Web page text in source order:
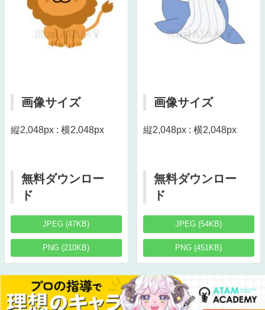
画像サイズ
縦2,048px : 横2,048px
無料ダウンロー
ド
JPEG (47KB)
PNG (210KB)
画像サイズ
縦2,048px : 横2,048px
無料ダウンロー
ド
JPEG (54KB)
PNG (451KB)